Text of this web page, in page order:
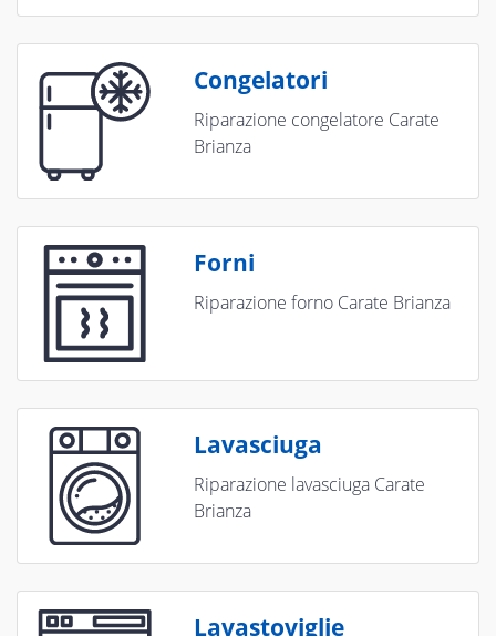
Congelatori
Riparazione congelatore Carate
Brianza
Forni
Riparazione forno Carate Brianza
Lavasciuga
Riparazione lavasciuga Carate
Brianza
Lavastoviglie